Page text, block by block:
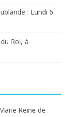
: Lundi 6
Roi, à
Reine de